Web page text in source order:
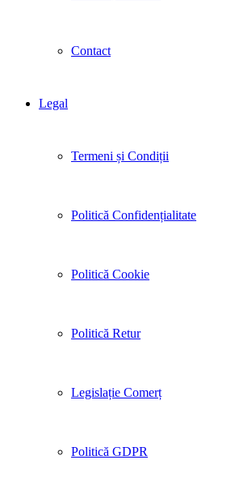
Contact
Legal
Termeni și Condiții
Politică Confidențialitate
Politică Cookie
Politică Retur
Legislație Comerț
Politică GDPR